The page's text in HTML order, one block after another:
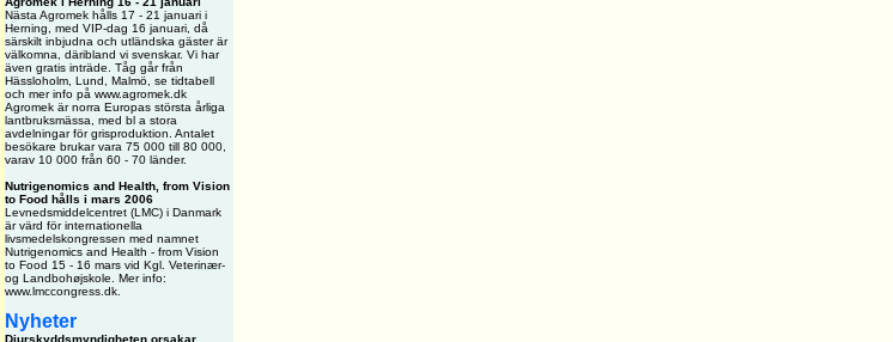
Nästa Agromek hålls 17 - 21 januari i
Herning, med VIP-dag 16 januari, då
särskilt inbjudna och utländska gäster är
välkomna, däribland vi svenskar. Vi har
även gratis inträde. Tåg går från
Hässloholm, Lund, Malmö, se tidtabell
och mer info på www.agromek.dk
Agromek är norra Europas största årliga
lantbruksmässa, med bl a stora
avdelningar för grisproduktion. Antalet
besökare brukar vara 75 000 till 80 000,
varav 10 000 från 60 - 70 länder.
Nutrigenomics and Health, from Vision
to Food hålls i mars 2006
Levnedsmiddelcentret (LMC) i Danmark
är värd för internationella
livsmedelskongressen med namnet
Nutrigenomics and Health - from Vision
to Food 15 - 16 mars vid Kgl. Veterinær-
og Landbohøjskole. Mer info:
www.lmccongress.dk.
Nyheter
Djurskyddsmyndigheten orsakar